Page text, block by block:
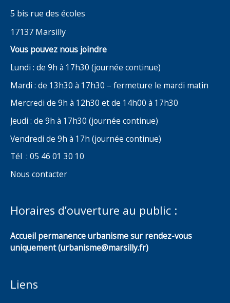
5 bis rue des écoles
17137 Marsilly
Vous pouvez nous joindre
Lundi : de 9h à 17h30 (journée continue)
Mardi : de 13h30 à 17h30 – fermeture le mardi matin
Mercredi de 9h à 12h30 et de 14h00 à 17h30
Jeudi : de 9h à 17h30 (journée continue)
Vendredi de 9h à 17h (journée continue)
Tél : 05 46 01 30 10
Nous contacter
Horaires d’ouverture au public :
Accueil permanence urbanisme sur rendez-vous
uniquement (urbanisme@marsilly.fr)
Liens